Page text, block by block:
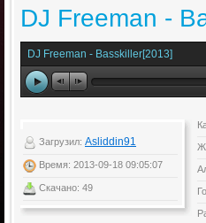
DJ Freeman -
DJ Freeman - Basskiller[2013]
Загрузил: Asliddin91
Время: 2013-09-18 09:05:07
Скачано: 49